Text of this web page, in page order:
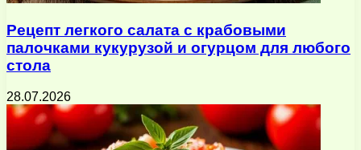
Рецепт легкого салата с крабовыми
палочками кукурузой и огурцом для любого
стола
28.07.2026